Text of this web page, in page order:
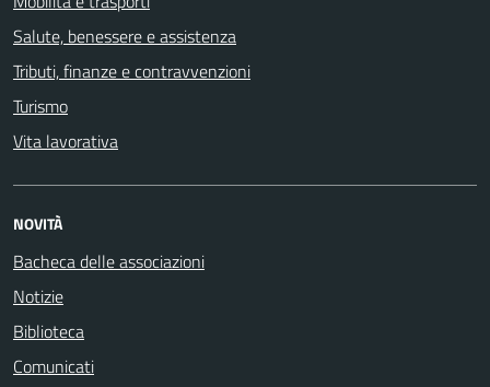
Salute, benessere e assistenza
Tributi, finanze e contravvenzioni
Turismo
Vita lavorativa
NOVITÀ
Bacheca delle associazioni
Notizie
Biblioteca
Comunicati